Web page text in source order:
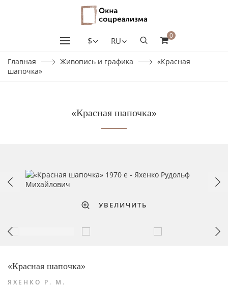
$ RU
0
Главная Живопись и графика
«Красная
шапочка»
«Красная шапочка»
УВЕЛИЧИТЬ
«Красная шапочка»
ЯХЕНКО Р. М.